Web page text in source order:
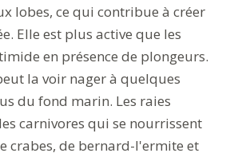
lobes, ce qui contribue à créer
Elle est plus active que les
en présence de plongeurs.
la voir nager à quelques
du fond marin. Les raies
carnivores qui se nourrissent
crabes, de bernard-l'ermite et